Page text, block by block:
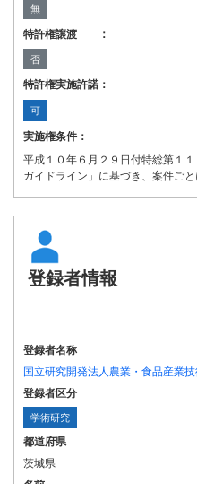
無
特許権譲渡 ：
否
特許権実施許諾：
可
実施権条件：
平成１０年６月２９日付特総第１
ガイドライン」に基づき、案件ごと
登録者情報
登録者名称
国立研究開発法人農業・食品産業
登録者区分
学術研究
都道府県
茨城県